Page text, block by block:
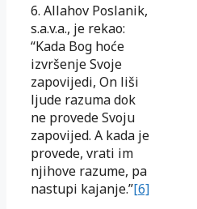
6. Allahov Poslanik,
s.a.v.a., je rekao:
“Kada Bog hoće
izvršenje Svoje
zapovijedi, On liši
ljude razuma dok
ne provede Svoju
zapovijed. A kada je
provede, vrati im
njihove razume, pa
nastupi kajanje.”[6]